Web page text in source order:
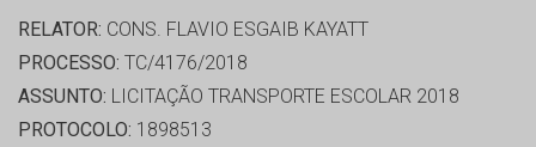
RELATOR: CONS. FLAVIO ESGAIB KAYATT
PROCESSO: TC/4176/2018
ASSUNTO: LICITAÇÃO TRANSPORTE ESCOLAR 2018
PROTOCOLO: 1898513